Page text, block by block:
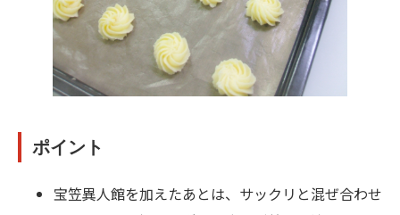
ポイント
宝笠異人館を加えたあとは、サックリと混ぜ合わせ